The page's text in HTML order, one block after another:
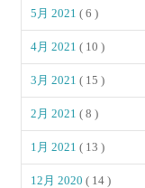
5月 2021( 6 )
4月 2021( 10 )
3月 2021( 15 )
2月 2021( 8 )
1月 2021( 13 )
12月 2020( 14 )